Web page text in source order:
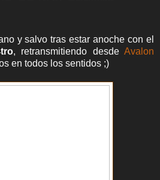
y salvo tras estar anoche con el
, retransmitiendo desde Avalon
en todos los sentidos ;)